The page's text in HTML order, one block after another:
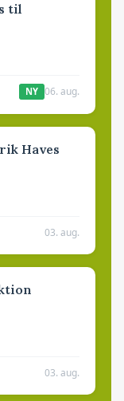
til
NY 06. aug.
Haves
03. aug.
03. aug.